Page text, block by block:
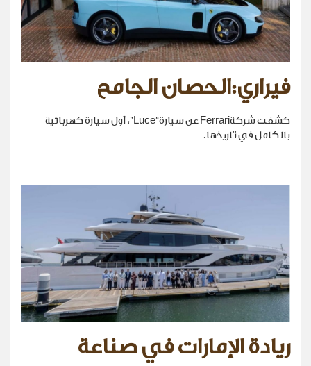
فيراري:الحصان الجامح
كشفت شركةFerrari عن سيارة“Luce”، أول سيارة كهربائية
بالكامل في تاريخها.
ريادة الإمارات في صناعة